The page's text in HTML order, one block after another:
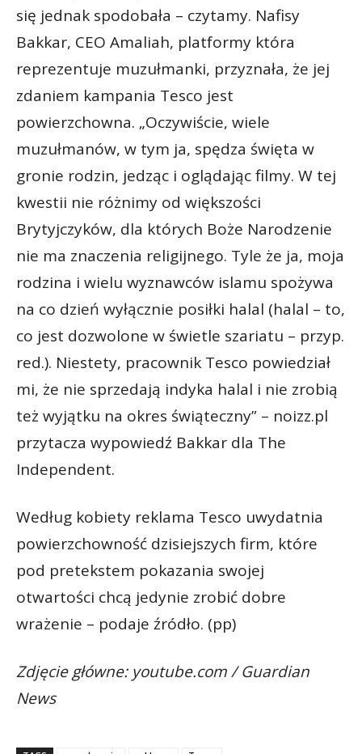
się jednak spodobała – czytamy. Nafisy
Bakkar, CEO Amaliah, platformy która
reprezentuje muzułmanki, przyznała, że jej
zdaniem kampania Tesco jest
powierzchowna. „Oczywiście, wiele
muzułmanów, w tym ja, spędza święta w
gronie rodzin, jedząc i oglądając filmy. W tej
kwestii nie różnimy od większości
Brytyjczyków, dla których Boże Narodzenie
nie ma znaczenia religijnego. Tyle że ja, moja
rodzina i wielu wyznawców islamu spożywa
na co dzień wyłącznie posiłki halal (halal – to,
co jest dozwolone w świetle szariatu – przyp.
red.). Niestety, pracownik Tesco powiedział
mi, że nie sprzedają indyka halal i nie zrobią
też wyjątku na okres świąteczny” – noizz.pl
przytacza wypowiedź Bakkar dla The
Independent.
Według kobiety reklama Tesco uwydatnia
powierzchowność dzisiejszych firm, które
pod pretekstem pokazania swojej
otwartości chcą jedynie zrobić dobre
wrażenie – podaje źródło. (pp)
Zdjęcie główne: youtube.com / Guardian
News